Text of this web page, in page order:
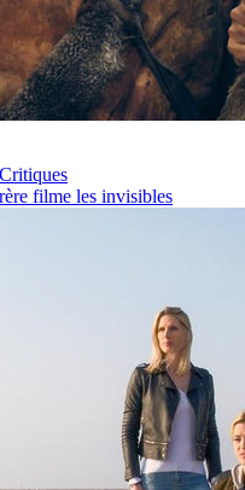
Critiques
filme les invisibles